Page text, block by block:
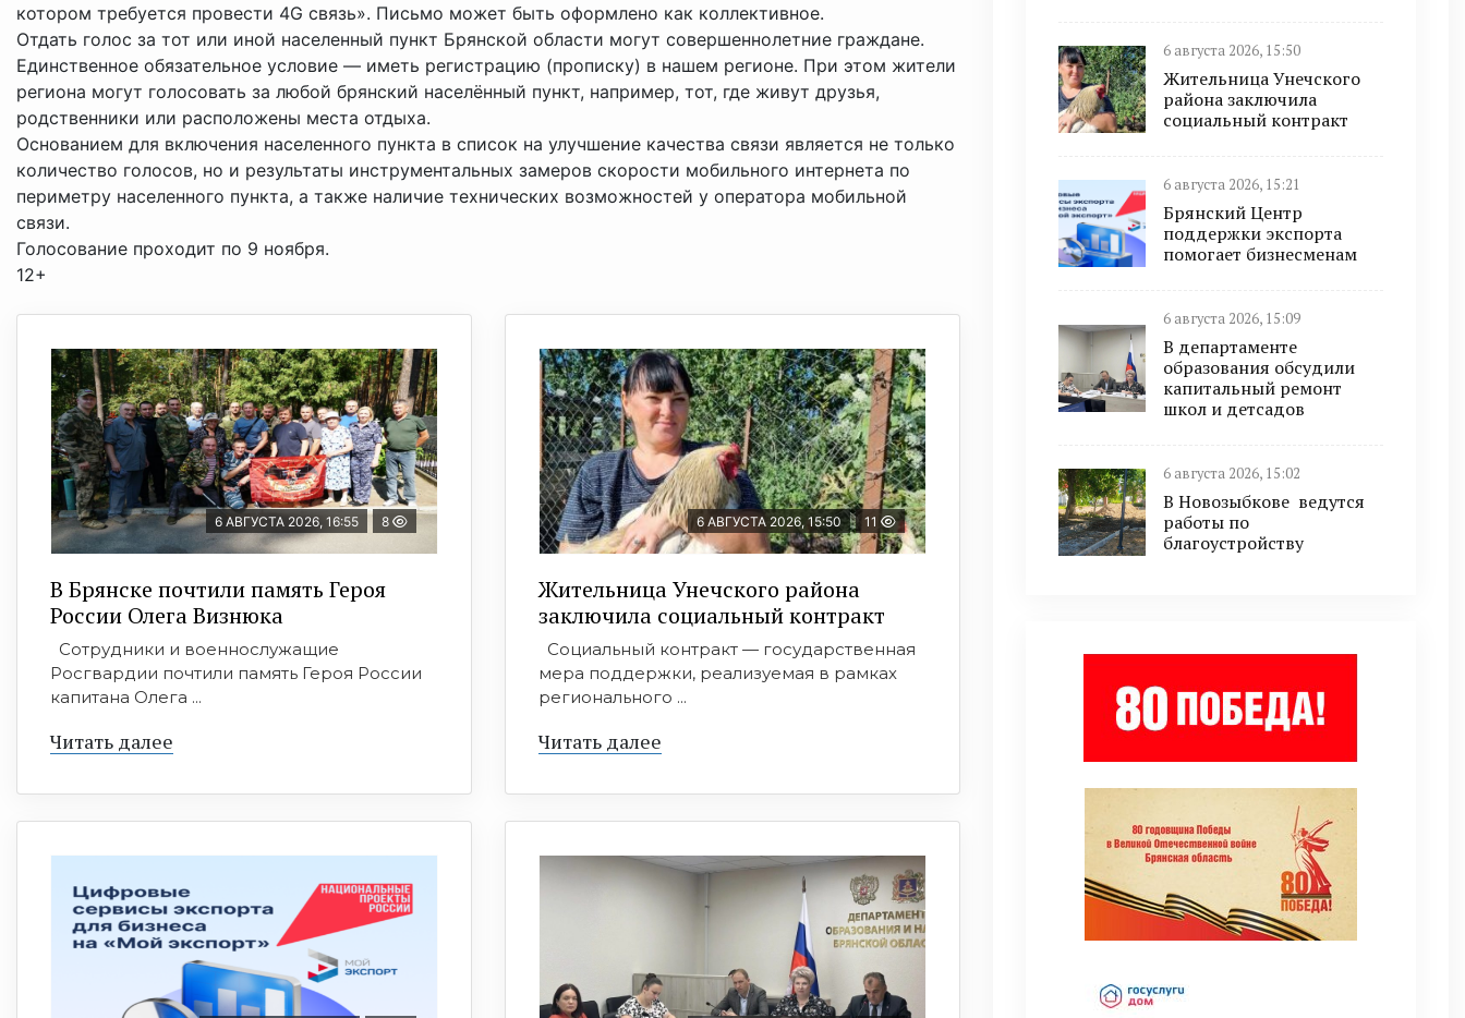
котором требуется провести 4G связь». Письмо может быть оформлено как коллективное.
Отдать голос за тот или иной населенный пункт Брянской области могут совершеннолетние граждане.
Единственное обязательное условие — иметь регистрацию (прописку) в нашем регионе. При этом жители
региона могут голосовать за любой брянский населённый пункт, например, тот, где живут друзья,
родственники или расположены места отдыха.
Основанием для включения населенного пункта в список на улучшение качества связи является не только
количество голосов, но и результаты инструментальных замеров скорости мобильного интернета по
периметру населенного пункта, а также наличие технических возможностей у оператора мобильной
связи.
Голосование проходит по 9 ноября.
12+
6 АВГУСТА 2026, 16:55 8
В Брянске почтили память Героя
России Олега Визнюка
Сотрудники и военнослужащие
Росгвардии почтили память Героя России
капитана Олега ...
Читать далее
6 АВГУСТА 2026, 15:50 11
Жительница Унечского района
заключила социальный контракт
Социальный контракт — государственная
мера поддержки, реализуемая в рамках
регионального ...
Читать далее
6 августа 2026, 15:50
Жительница Унечского
района заключила
социальный контракт
6 августа 2026, 15:21
Брянский Центр
поддержки экспорта
помогает бизнесменам
6 августа 2026, 15:09
В департаменте
образования обсудили
капитальный ремонт
школ и детсадов
6 августа 2026, 15:02
В Новозыбкове ведутся
работы по
благоустройству